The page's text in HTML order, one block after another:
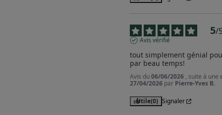
5/
Avis vérifié
tout simplement génial
par beau temps!
Avis du06/06/2026 , suite à une
27/04/2026 par Pierre-Yves B.
Utile(0) Signaler